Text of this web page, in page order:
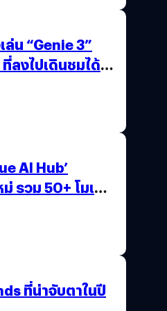
น “Genie 3”
ลงไปเดินชมได้
AI Hub’
รวม 50+ โมเดล
ที่น่าจับตาในปี